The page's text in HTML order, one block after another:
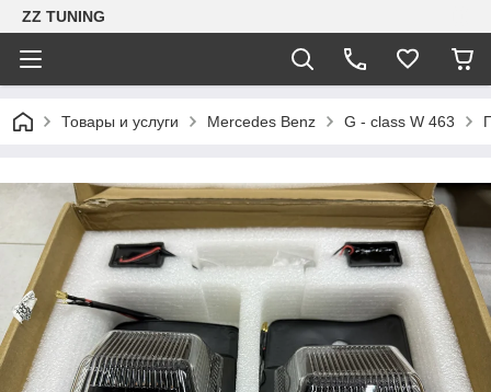
ZZ TUNING
Товары и услуги Mercedes Benz G - class W 463